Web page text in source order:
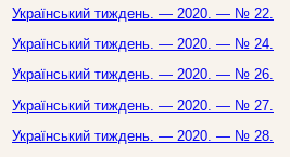
Український тиждень. — 2020. — № 22.
Український тиждень. — 2020. — № 24.
Український тиждень. — 2020. — № 26.
Український тиждень. — 2020. — № 27.
Український тиждень. — 2020. — № 28.